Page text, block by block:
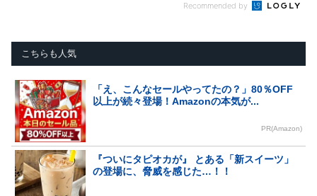
Recommended by
こちらも人気
「え、こんなセールやってたの？」80％OFF
以上が続々登場！Amazonの本気が...
PR(Amazon)
『ついにタピオカが』 とある「新スイーツ」
の登場に、脅威を感じた…！！